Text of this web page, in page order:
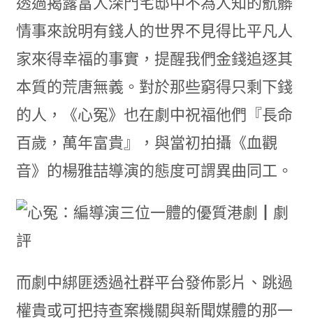
情事來說明有錢人的世界不見得比平凡人
家來得幸福的事實，提醒我們金錢追逐其
本質的荒唐無義。對於那些窮得只剩下錢
的人，《心冤》也在劇中祝福他們『長命
百歲，萬年富貴』，與當初拍攝《血觀
音》的楊雅喆導演的態度可謂異曲同工。
而劇中綁匪透過社群平台發佈影片、跳過
權貴或可把持查案機關與新聞媒體的那一